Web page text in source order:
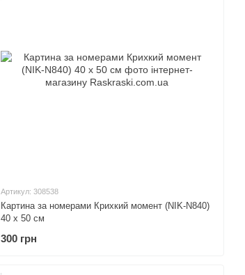
Артикул: 308538
Картина за номерами Крихкий момент (NIK-N840)
40 х 50 см
300 грн